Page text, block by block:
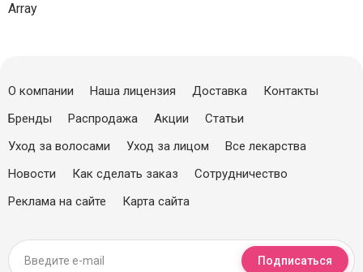
Array
О компании Наша лицензия Доставка
Контакты
Бренды
Распродажа Акции
Статьи
Уход за волосами
Уход за лицом
Все лекарства
Новости
Как сделать заказ
Сотрудничество
Реклама на сайте
Карта сайта
Подписаться